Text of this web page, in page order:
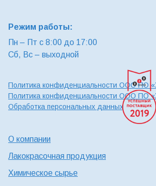
Режим работы:
Пн – Пт с 8:00 до 17:00
Сб, Вс – выходной
Политика конфиденциальности ООО ПО
Политика конфиденциальности ООО ПО
Обработка персональных данных
О компании
Лакокрасочная продукция
Химическое сырье